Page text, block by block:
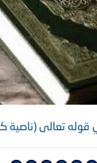
قوله تعالى (ناصية